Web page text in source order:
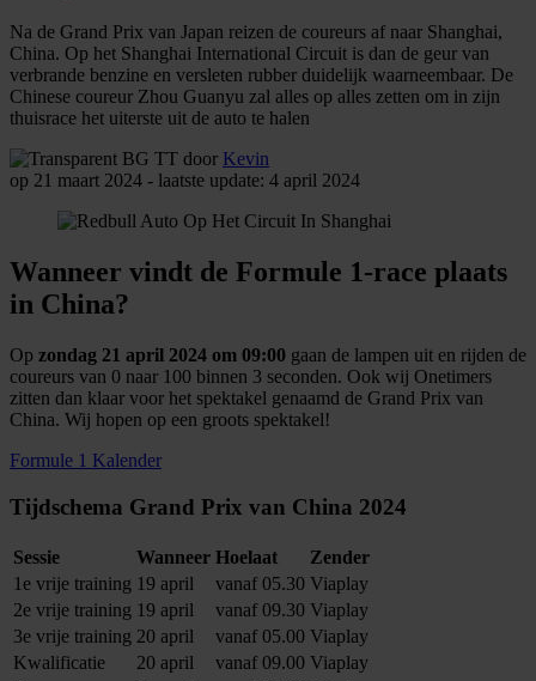
Na de Grand Prix van Japan reizen de coureurs af naar Shanghai,
China. Op het Shanghai International Circuit is dan de geur van
verbrande benzine en versleten rubber duidelijk waarneembaar. De
Chinese coureur Zhou Guanyu zal alles op alles zetten om in zijn
thuisrace het uiterste uit de auto te halen
door Kevin
op 21 maart 2024 - laatste update: 4 april 2024
Wanneer vindt de Formule 1-race plaats
in China?
Op zondag 21 april 2024 om 09:00 gaan de lampen uit en rijden de
coureurs van 0 naar 100 binnen 3 seconden. Ook wij Onetimers
zitten dan klaar voor het spektakel genaamd de Grand Prix van
China. Wij hopen op een groots spektakel!
Formule 1 Kalender
Tijdschema Grand Prix van China 2024
Sessie Wanneer Hoelaat
Zender
1e vrije training 19 april vanaf 05.30 Viaplay
2e vrije training 19 april vanaf 09.30 Viaplay
3e vrije training 20 april vanaf 05.00 Viaplay
Kwalificatie
20 april vanaf 09.00 Viaplay